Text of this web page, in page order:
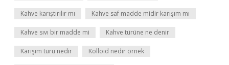
Kahve karıştırılır mı Kahve saf madde midir karışım mı
Kahve sıvı bir madde mi Kahve türüne ne denir
Karışım türü nedir Kolloid nedir örnek